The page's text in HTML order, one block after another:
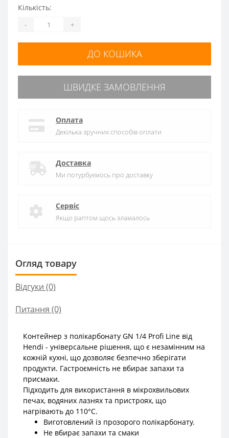
Кількість:
- +
ДО КОШИКА
ШВИДКЕ ЗАМОВЛЕННЯ
Оплата
Декілька зручних способів оплати
Доставка
Ми потурбуємось про доставку
Сервіс
Якщо раптом щось зламалось
Огляд товару
Відгуки (0)
Питання (0)
Контейнер з полікарбонату GN 1/4 Profi Line від
Hendi - універсальне рішення, що є незамінним на
кожній кухні, що дозволяє безпечно зберігати
продукти. Гастроємність не вбирає запахи та
присмаки.
Підходить для використання в мікрохвильових
печах, водяних лазнях та пристроях, що
нагрівають до 110°С.
Виготовлений із прозорого полікарбонату.
Не вбирає запахи та смаки